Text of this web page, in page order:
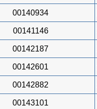
00140934
00141146
00142187
00142601
00142882
00143101